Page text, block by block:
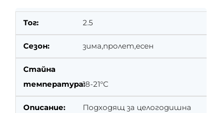
2.5
зима,пролет,есен
18-21°C
Подходящ за целогодишна